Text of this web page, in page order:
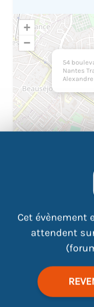
Cet évènement
attendent
54
Nantes
+
−
VENEZ AVEC LES
Numéro de
Pièce